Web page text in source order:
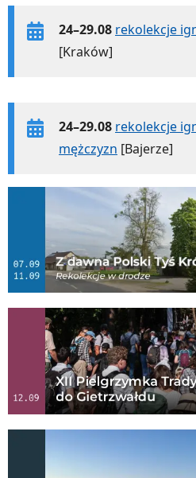
24–29.08 rekolekcje
[Kraków]
24–29.08 rekolekcje
mężczyzn [Bajerze]